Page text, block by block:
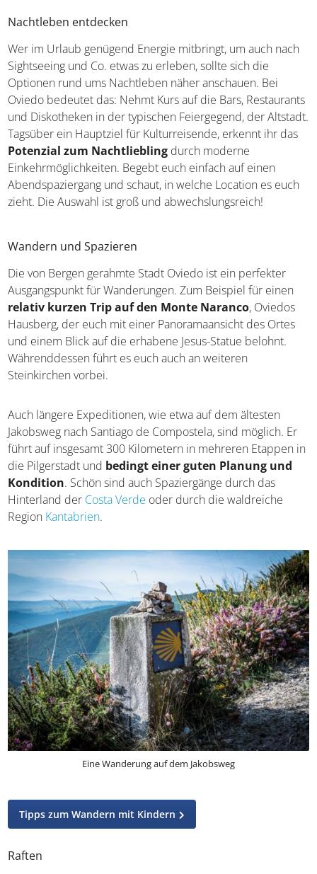
Nachtleben entdecken
Wer im Urlaub genügend Energie mitbringt, um auch nach
Sightseeing und Co. etwas zu erleben, sollte sich die
Optionen rund ums Nachtleben näher anschauen. Bei
Oviedo bedeutet das: Nehmt Kurs auf die Bars, Restaurants
und Diskotheken in der typischen Feiergegend, der Altstadt.
Tagsüber ein Hauptziel für Kulturreisende, erkennt ihr das
Potenzial zum Nachtliebling durch moderne
Einkehrmöglichkeiten. Begebt euch einfach auf einen
Abendspaziergang und schaut, in welche Location es euch
zieht. Die Auswahl ist groß und abwechslungsreich!
Wandern und Spazieren
Die von Bergen gerahmte Stadt Oviedo ist ein perfekter
Ausgangspunkt für Wanderungen. Zum Beispiel für einen
relativ kurzen Trip auf den Monte Naranco, Oviedos
Hausberg, der euch mit einer Panoramaansicht des Ortes
und einem Blick auf die erhabene Jesus-Statue belohnt.
Währenddessen führt es euch auch an weiteren
Steinkirchen vorbei.
Auch längere Expeditionen, wie etwa auf dem ältesten
Jakobsweg nach Santiago de Compostela, sind möglich. Er
führt auf insgesamt 300 Kilometern in mehreren Etappen in
die Pilgerstadt und bedingt einer guten Planung und
Kondition. Schön sind auch Spaziergänge durch das
Hinterland der Costa Verde oder durch die waldreiche
Region Kantabrien.
Eine Wanderung auf dem Jakobsweg
Tipps zum Wandern mit Kindern
Raften